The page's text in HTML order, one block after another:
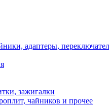
адаптеры,
зажигалки
чайников и прочее